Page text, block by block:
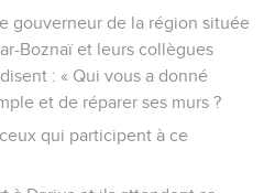
gouverneur de la région située
Boznaï et leurs collègues
: « Qui vous a donné
et de réparer ses murs ?
qui participent à ce